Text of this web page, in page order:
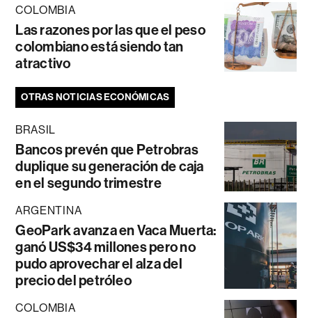
COLOMBIA
Las razones por las que el peso
colombiano está siendo tan
atractivo
OTRAS NOTICIAS ECONÓMICAS
BRASIL
Bancos prevén que Petrobras
duplique su generación de caja
en el segundo trimestre
ARGENTINA
GeoPark avanza en Vaca Muerta:
ganó US$34 millones pero no
pudo aprovechar el alza del
precio del petróleo
COLOMBIA